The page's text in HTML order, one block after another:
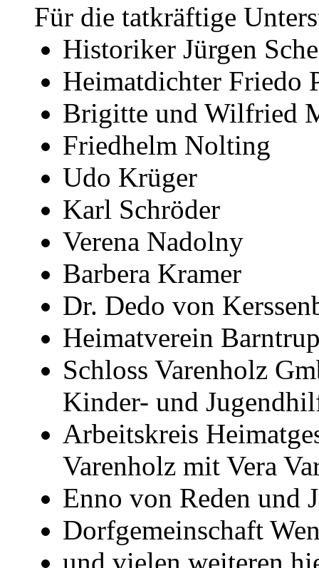
Für die tatkräftige
Historiker Jürgen
Heimatdichter Friedo
Brigitte und Wilfried
Friedhelm Nolting
Udo Krüger
Karl Schröder
Verena Nadolny
Barbera Kramer
Dr. Dedo von
Heimatverein
Schloss Varenholz
Kinder- und
Arbeitskreis
Varenholz mit Vera
Enno von Reden und
Dorfgemeinschaft
und vielen weiteren